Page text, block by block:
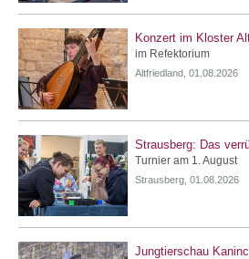
Konzert im Kloster
im Refektorium
Altfriedland, 01.08.2026
Strausberg: Das
Turnier am 1. August
Strausberg, 01.08.2026
Jungtierschau